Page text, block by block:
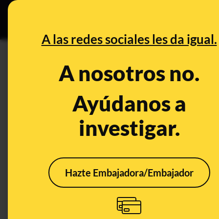
A las redes sociales les da igual.
A nosotros no.
Ayúdanos a
investigar.
Hazte Embajadora/Embajador
El vídeo de un surfero
en la Barceloneta: no es
El